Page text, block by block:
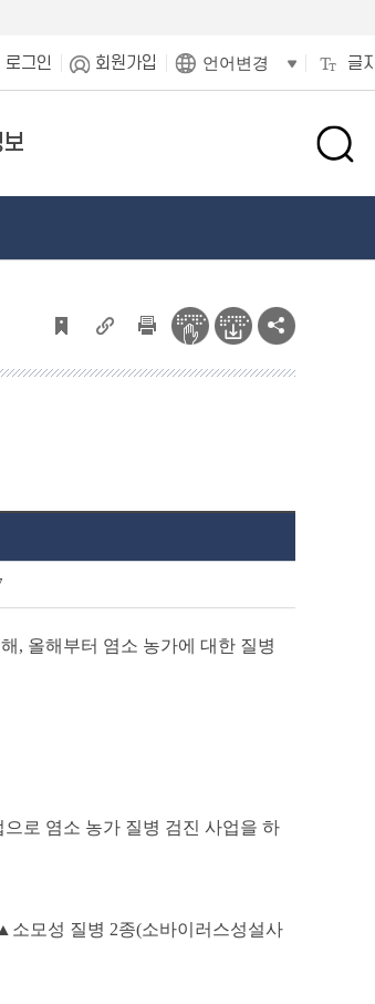
로그인 회원가입 언어변경 글
검
창
, 올해부터 염소 농가에 대한 질병
로 염소 농가 질병 검진 사업을 하
▲ 소모성 질병 2종(소바이러스성설사